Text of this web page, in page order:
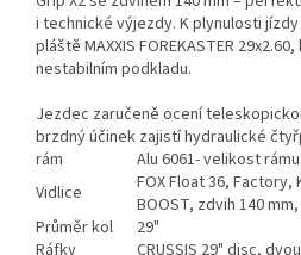
i technické výjezdy. K plynulosti
pláště MAXXIS FOREKASTER
nestabilním podkladu.
Jezdec zaručeně ocení
brzdný účinek zajistí hydraulické
rám
Alu 6061- velikost
Vidlice
FOX Float 36, Factory,
BOOST, zdvih 140
Průměr kol
29"